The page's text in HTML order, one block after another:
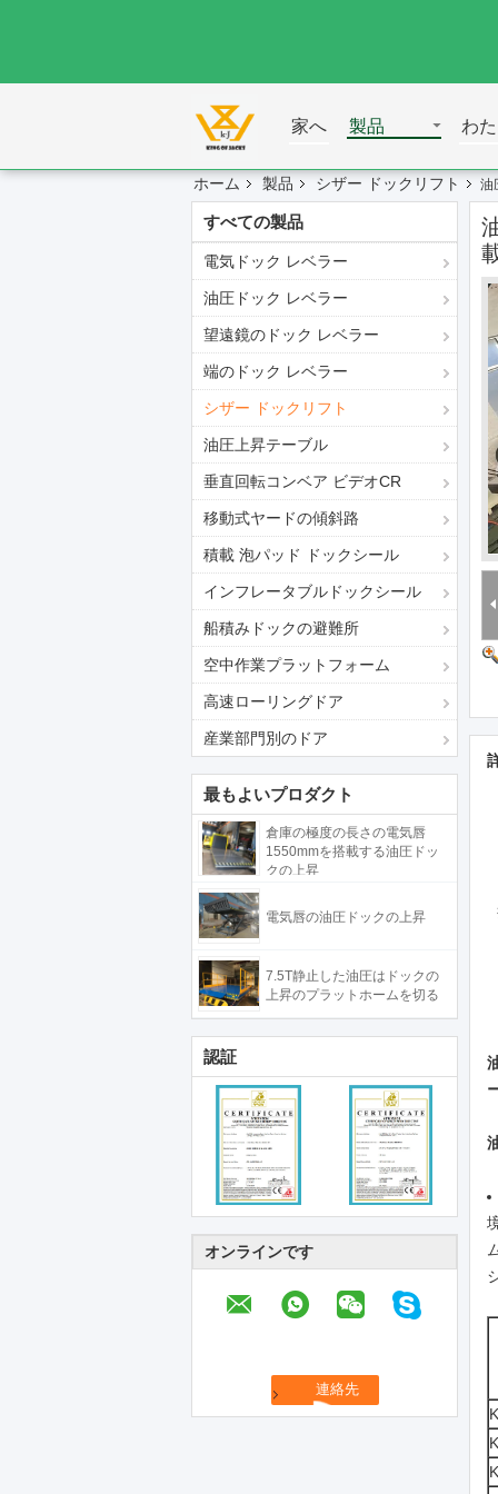
家へ 製品 わ
ホーム 製品 シザー ドックリフト 油
すべての製品
電気ドック レベラー
油圧ドック レベラー
望遠鏡のドック レベラー
端のドック レベラー
シザー ドックリフト
油圧上昇テーブル
垂直回転コンベア ビデオCR
移動式ヤードの傾斜路
積載 泡パッド ドックシール
インフレータブルドックシール
船積みドックの避難所
空中作業プラットフォーム
高速ローリングドア
産業部門別のドア
最もよいプロダクト
倉庫の極度の長さの電気唇
1550mmを搭載する油圧ドッ
クの上昇
電気唇の油圧ドックの上昇
7.5T静止した油圧はドックの
上昇のプラットホームを切る
認証
オンラインです